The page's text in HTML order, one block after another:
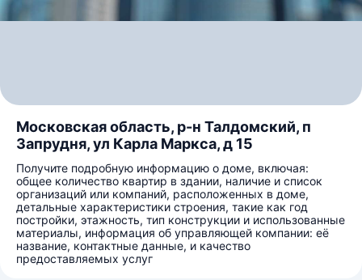
Московская область, р-н Талдомский, п
Запрудня, ул Карла Маркса, д 15
Получите подробную информацию о доме, включая:
общее количество квартир в здании, наличие и список
организаций или компаний, расположенных в доме,
детальные характеристики строения, такие как год
постройки, этажность, тип конструкции и использованные
материалы, информация об управляющей компании: её
название, контактные данные, и качество
предоставляемых услуг